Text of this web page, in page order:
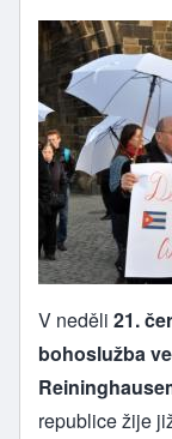
V neděli 21.
bohoslužba
republice žije